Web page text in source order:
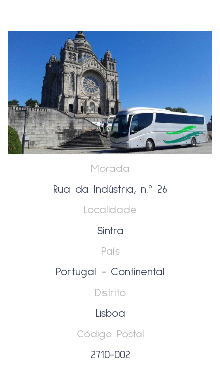
Morada
Rua da Indústria, n.º 26
Localidade
Sintra
País
Portugal - Continental
Distrito
Lisboa
Código Postal
2710-002